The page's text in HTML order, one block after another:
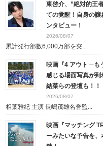
東啓介、”絶対的王
ての覚醒！自身の
ンタビュー！
2026/08/07
累計発行部数6,000万部を突...
映画『4 アウト ─も
感じる場面写真が
結菜らの登壇も！！
2026/08/07
相葉雅紀 主演 長嶋茂雄名誉監...
映画『マッチング
ーみたいな予告を